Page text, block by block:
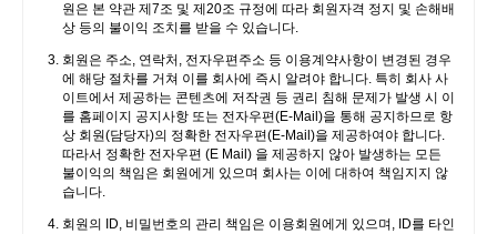
원은 본 약관 제7조 및 제20조 규정에 따라 회원자격 정지 및 손해배
상 등의 불이익 조치를 받을 수 있습니다.
회원은 주소, 연락처, 전자우편주소 등 이용계약사항이 변경된 경우
에 해당 절차를 거쳐 이를 회사에 즉시 알려야 합니다. 특히 회사 사
이트에서 제공하는 콘텐츠에 저작권 등 권리 침해 문제가 발생 시 이
를 홈페이지 공지사항 또는 전자우편(E-Mail)을 통해 공지하므로 항
상 회원(담당자)의 정확한 전자우편(E-Mail)을 제공하여야 합니다.
따라서 정확한 전자우편 (E Mail) 을 제공하지 않아 발생하는 모든
불이익의 책임은 회원에게 있으며 회사는 이에 대하여 책임지지 않
습니다.
회원의 ID, 비밀번호의 관리 책임은 이용회원에게 있으며, ID를 타인